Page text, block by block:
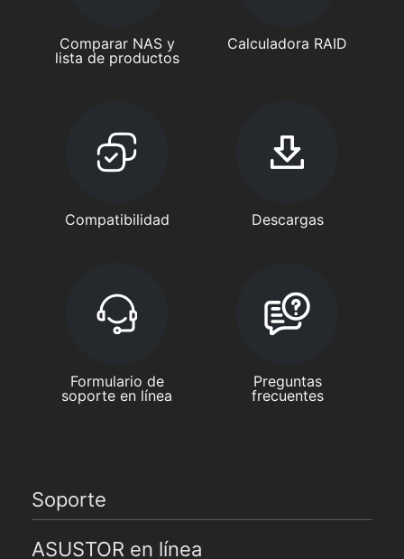
Comparar NAS y
lista de productos
Calculadora RAID
Compatibilidad Descargas
Formulario de
soporte en línea
Preguntas
frecuentes
Soporte
ASUSTOR en línea